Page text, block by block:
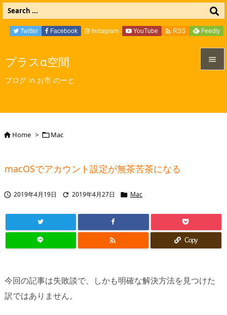
プラスα空間
ブログ in お市 のーと

Twitter Facebook Instagram YouTube  RSS Feedly
Home > Mac
macOSでアカウント設定が無茶苦茶になる
 2019年4月19日  2019年4月27日  Mac
 Copy
今回の記事は失敗談で、しかも明確な解決方法を見つけた
訳ではありません。